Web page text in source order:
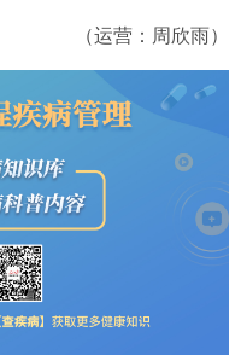
（运营：周欣雨）